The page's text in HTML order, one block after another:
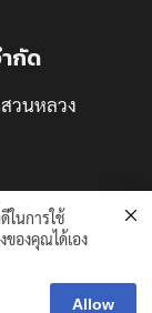
กัด
วนหลวง
นการใช้
องคุณได้เอง
Allow